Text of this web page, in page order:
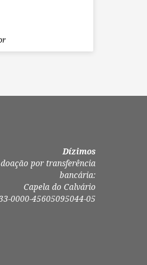
Dízimos
por transferência
bancária:
Capela do Calvário
0000-45605095044-05